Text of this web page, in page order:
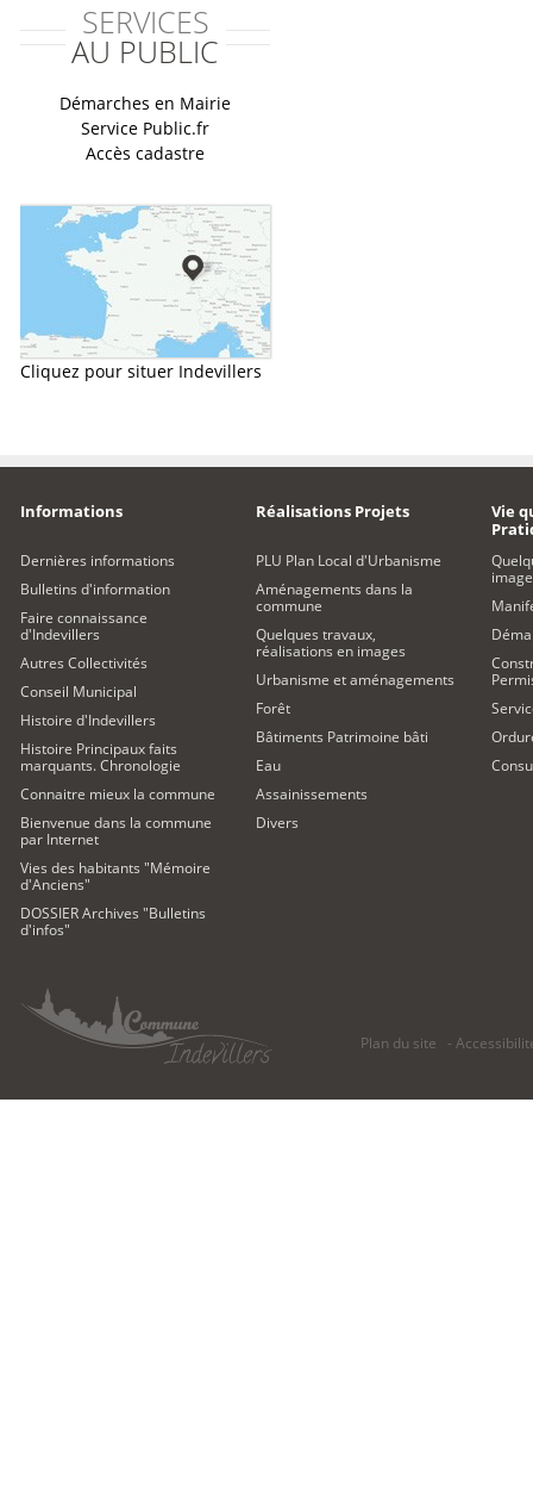
SERVICES
AU PUBLIC
Démarches en Mairie
Service Public.fr
Accès cadastre
Cliquez pour situer Indevillers
Informations
Dernières informations
Bulletins d'information
Faire connaissance
d'Indevillers
Autres Collectivités
Conseil Municipal
Histoire d'Indevillers
Histoire Principaux faits
marquants. Chronologie
Connaitre mieux la commune
Bienvenue dans la commune
par Internet
Vies des habitants "Mémoire
d'Anciens"
DOSSIER Archives "Bulletins
d'infos"
Réalisations Projets
PLU Plan Local d'Urbanisme
Aménagements dans la
commune
Quelques travaux,
réalisations en images
Urbanisme et aménagements
Forêt
Bâtiments Patrimoine bâti
Eau
Assainissements
Divers
Vie
Plan du site